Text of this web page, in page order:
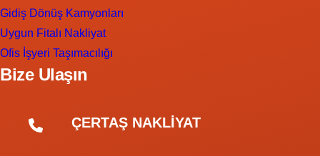
Gidiş Dönüş Kamyonları
Uygun Fitalı Nakliyat
Ofis İşyeri Taşımacılığı
Bize Ulaşın
ÇERTAŞ NAKLİYAT